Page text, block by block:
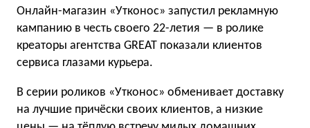
Онлайн-магазин «Утконос» запустил рекламную
кампанию в честь своего 22-летия — в ролике
креаторы агентства GREAT показали клиентов
сервиса глазами курьера.
В серии роликов «Утконос» обменивает доставку
на лучшие причёски своих клиентов, а низкие